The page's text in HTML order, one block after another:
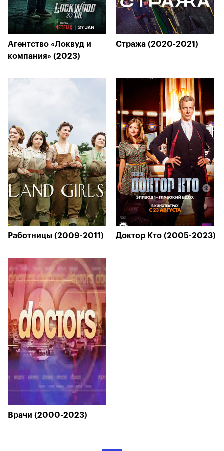
Агентство «Локвуд и
компания» (2023)
Стража (2020-2021)
Работницы (2009-2011) Доктор Кто (2005-2023)
Врачи (2000-2023)